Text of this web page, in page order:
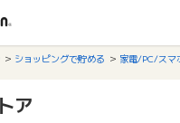
ショッピングで貯める 家電/PC/スマ
ア